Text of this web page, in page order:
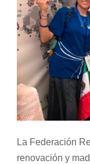
La Federación
renovación y